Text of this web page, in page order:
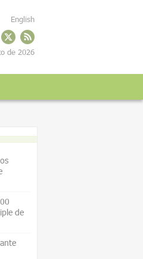
English
de 2026
de